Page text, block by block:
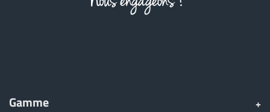
Gamme